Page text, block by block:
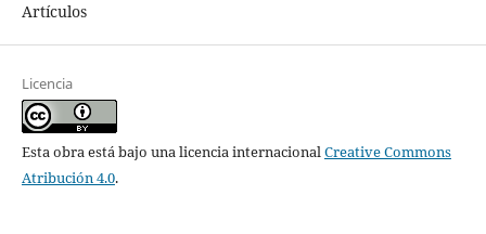
Artículos
Licencia
Esta obra está bajo una licencia internacionalCreative Commons
Atribución 4.0.